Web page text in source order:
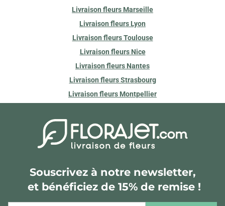
Livraison fleurs Marseille
Livraison fleurs Lyon
Livraison fleurs Toulouse
Livraison fleurs Nice
Livraison fleurs Nantes
Livraison fleurs Strasbourg
Livraison fleurs Montpellier
Souscrivez à notre newsletter,
et bénéficiez de 15% de remise !